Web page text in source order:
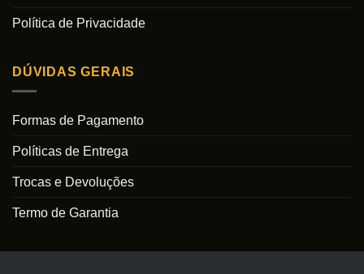
Política de Privacidade
DÚVIDAS GERAIS
Formas de Pagamento
Políticas de Entrega
Trocas e Devoluções
Termo de Garantia